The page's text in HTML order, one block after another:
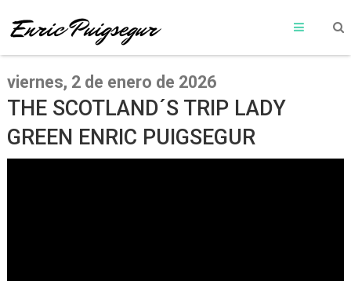
viernes, 2 de enero de 2026
THE SCOTLAND´S TRIP LADY
GREEN ENRIC PUIGSEGUR